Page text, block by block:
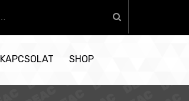
KAPCSOLAT SHOP